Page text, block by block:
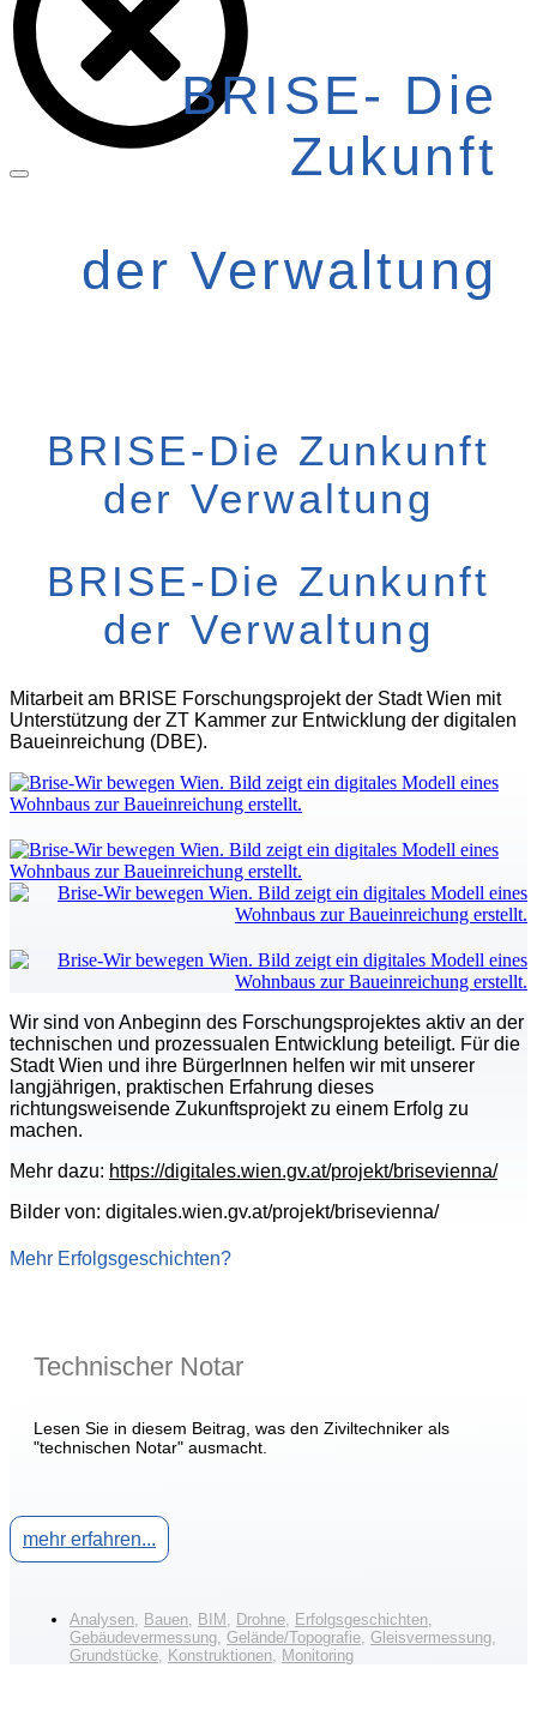
BRISE- Die
Zukunft
der Verwaltung
BRISE-Die Zunkunft
der Verwaltung
BRISE-Die Zunkunft
der Verwaltung
Mitarbeit am BRISE Forschungsprojekt der Stadt Wien mit
Unterstützung der ZT Kammer zur Entwicklung der digitalen
Baueinreichung (DBE).
Wir sind von Anbeginn des Forschungsprojektes aktiv an der
technischen und prozessualen Entwicklung beteiligt. Für die
Stadt Wien und ihre BürgerInnen helfen wir mit unserer
langjährigen, praktischen Erfahrung dieses
richtungsweisende Zukunftsprojekt zu einem Erfolg zu
machen.
Mehr dazu: https://digitales.wien.gv.at/projekt/brisevienna/
Bilder von: digitales.wien.gv.at/projekt/brisevienna/
Mehr Erfolgsgeschichten?
Technischer Notar
Lesen Sie in diesem Beitrag, was den Ziviltechniker als
"technischen Notar" ausmacht.
mehr erfahren...
Analysen Bauen BIM Drohne Erfolgsgeschichten
Gebäudevermessung Gelände/Topografie Gleisvermessung
Grundstücke Konstruktionen Monitoring